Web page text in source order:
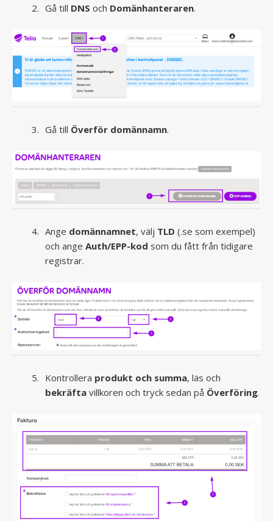
Gå till DNS och Domänhanteraren.
Gå till Överför domännamn.
Ange domännamnet, välj TLD (.se som exempel)
och ange Auth/EPP-kod som du fått från tidigare
registrar.
Kontrollera produkt och summa, läs och
bekräfta villkoren och tryck sedan på Överföring.